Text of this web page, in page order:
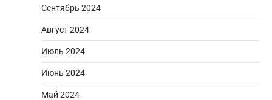
Сентябрь 2024
Август 2024
Июль 2024
Июнь 2024
Май 2024